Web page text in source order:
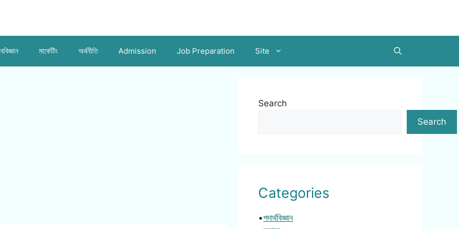
মার্কেটিং অর্থনীতি Admission Job Preparation Site
Search
Search
Categories
•পদার্থবিজ্ঞান